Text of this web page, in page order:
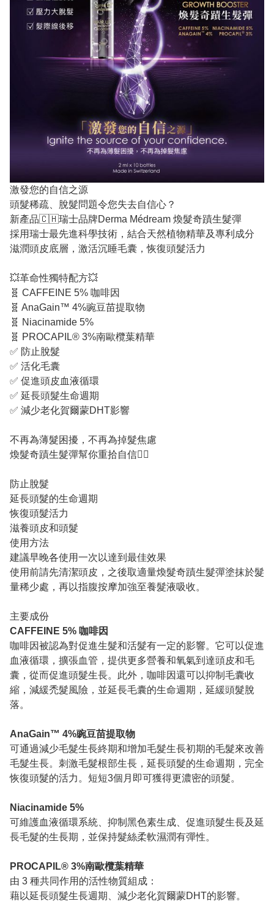
激發您的自信之源
頭髮稀疏、脫髮問題令您失去自信心？
新產品🇨🇭瑞士品牌Derma Médream 煥髮奇蹟生髮彈
採用瑞士最先進科學技術，結合天然植物精華及專利成分
滋潤頭皮底層，激活沉睡毛囊，恢復頭髮活力
💥革命性獨特配方💥
🧬 CAFFEINE 5% 咖啡因
🧬 AnaGain™ 4%豌豆苗提取物
🧬 Niacinamide 5%
🧬 PROCAPIL® 3%南歐欖葉精華
✅ 防止脫髮
✅ 活化毛囊
✅ 促進頭皮血液循環
✅ 延長頭髮生命週期
✅ 減少老化賀爾蒙DHT影響
不再為薄髮困擾，不再為掉髮焦慮
煥髮奇蹟生髮彈幫你重拾自信👍🏻
防止脫髮
延長頭髮的生命週期
恢復頭髮活力
滋養頭皮和頭髮
使用方法
建議早晚各使用一次以達到最佳效果
使用前請先清潔頭皮，之後取適量煥髮奇蹟生髮彈塗抹於髮
量稀少處，再以指腹按摩加強至養髮液吸收。
主要成份
CAFFEINE 5% 咖啡因
咖啡因被認為對促進生髮和活髮有一定的影響。它可以促進
血液循環，擴張血管，提供更多營養和氧氣到達頭皮和毛
囊，從而促進頭髮生長。此外，咖啡因還可以抑制毛囊收
縮，減緩禿髮風險，並延長毛囊的生命週期，延緩頭髮脫
落。
AnaGain™ 4%豌豆苗提取物
可通過減少毛髮生長終期和增加毛髮生長初期的毛髮來改善
毛髮生長。刺激毛髮根部生長，延長頭髮的生命週期，完全
恢復頭髮的活力。短短3個月即可獲得更濃密的頭髮。
Niacinamide 5%
可維護血液循環系統、抑制黑色素生成、促進頭髮生長及延
長毛髮的生長期，並保持髮絲柔軟濕潤有彈性。
PROCAPIL® 3%南歐欖葉精華
由 3 種共同作用的活性物質組成：
藉以延長頭髮生長週期、減少老化賀爾蒙DHT的影響。